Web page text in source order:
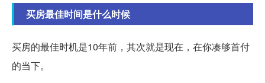
买房最佳时间是什么时候
买房的最佳时机是10年前，其次就是现在，在你凑够首付
的当下。